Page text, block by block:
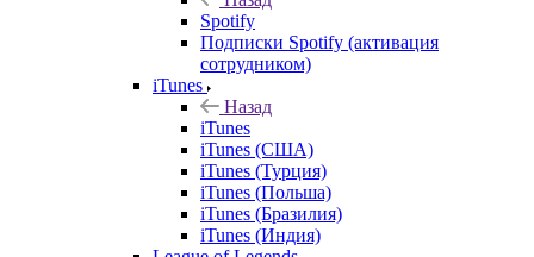
Spotify
Подписки Spotify (активация
сотрудником)
iTunes
Назад
iTunes
iTunes (США)
iTunes (Турция)
iTunes (Польша)
iTunes (Бразилия)
iTunes (Индия)